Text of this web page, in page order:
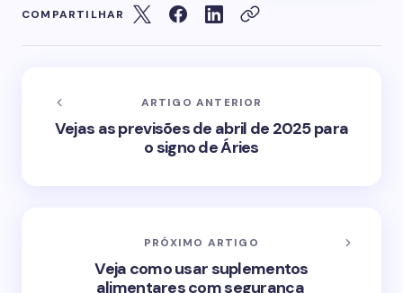
COMPARTILHAR
ARTIGO ANTERIOR
Vejas as previsões de abril de 2025 para
o signo de Áries
PRÓXIMO ARTIGO
Veja como usar suplementos
alimentares com segurança